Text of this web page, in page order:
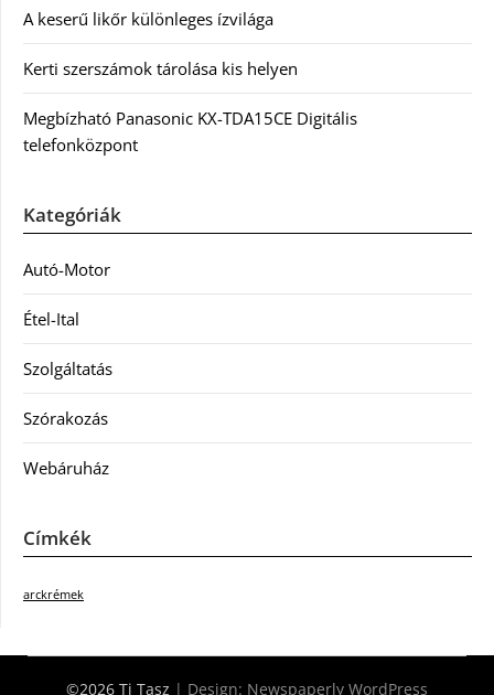
A keserű likőr különleges ízvilága
Kerti szerszámok tárolása kis helyen
Megbízható Panasonic KX-TDA15CE Digitális
telefonközpont
Kategóriák
Autó-Motor
Étel-Ital
Szolgáltatás
Szórakozás
Webáruház
Címkék
arckrémek
©2026 Ti Tasz | Design: Newspaperly WordPress